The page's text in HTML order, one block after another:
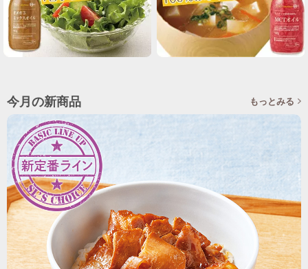
今月の新商品 もっとみる